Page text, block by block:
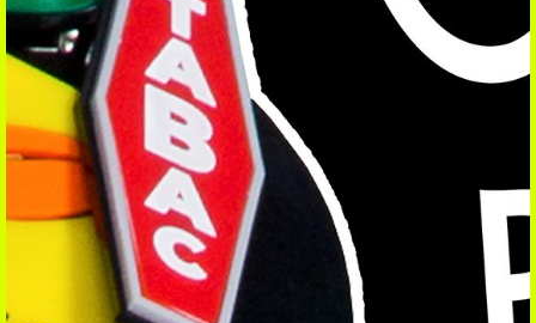
REGARDER
Clips Sessions Reports